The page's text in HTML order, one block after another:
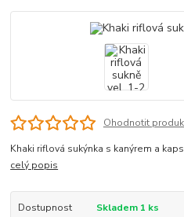
Ohodnotit
Khaki riflová sukýnka s kanýrem a
celý popis
Dostupnost Skladem 1 ks